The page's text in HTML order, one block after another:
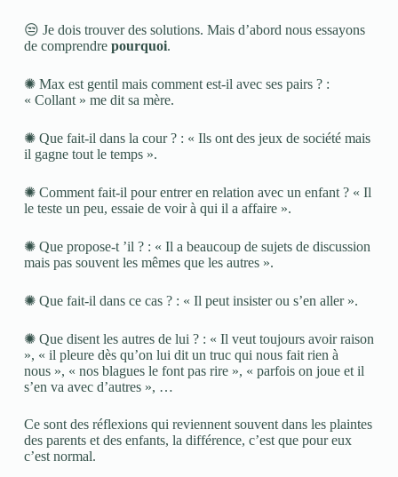
😒 Je dois trouver des solutions. Mais d’abord nous essayons
de comprendre pourquoi.
✺ Max est gentil mais comment est-il avec ses pairs ? :
« Collant » me dit sa mère.
✺ Que fait-il dans la cour ? : « Ils ont des jeux de société mais
il gagne tout le temps ».
✺ Comment fait-il pour entrer en relation avec un enfant ? « Il
le teste un peu, essaie de voir à qui il a affaire ».
✺ Que propose-t ’il ? : « Il a beaucoup de sujets de discussion
mais pas souvent les mêmes que les autres ».
✺ Que fait-il dans ce cas ? : « Il peut insister ou s’en aller ».
✺ Que disent les autres de lui ? : « Il veut toujours avoir raison
», « il pleure dès qu’on lui dit un truc qui nous fait rien à
nous », « nos blagues le font pas rire », « parfois on joue et il
s’en va avec d’autres », …
Ce sont des réflexions qui reviennent souvent dans les plaintes
des parents et des enfants, la différence, c’est que pour eux
c’est normal.